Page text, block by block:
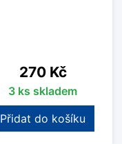
Cena
270 Kč
3 ks skladem
Přidat do košíku